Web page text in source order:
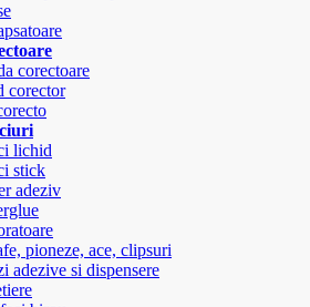
corectoare
corector
lichid
stick
adeziv
pioneze, ace, clipsuri
adezive si dispensere